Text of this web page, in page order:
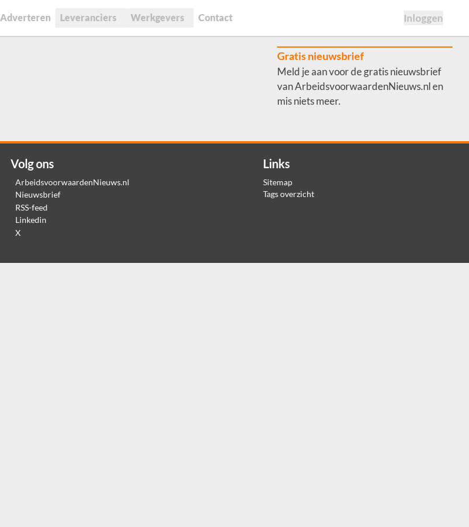
Adverteren Leveranciers Werkgevers Contact Inloggen
Gratis nieuwsbrief
Meld je aan voor de gratis nieuwsbrief
van ArbeidsvoorwaardenNieuws.nl en
mis niets meer.
Volg ons
ArbeidsvoorwaardenNieuws.nl
Nieuwsbrief
RSS-feed
Linkedin
X
Links
Sitemap
Tags overzicht